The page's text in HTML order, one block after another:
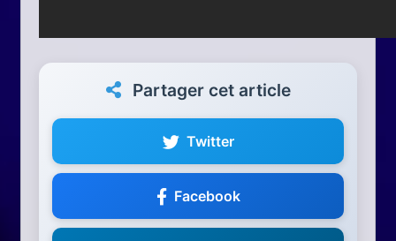
Partager cet article
Twitter
Facebook